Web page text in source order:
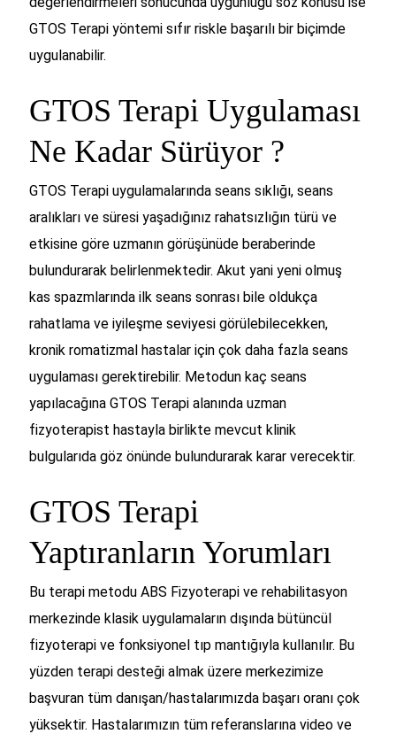
GTOS Terapi yöntemi sıfır riskle başarılı bir biçimde
uygulanabilir.
GTOS Terapi Uygulaması
Ne Kadar Sürüyor ?
GTOS Terapi uygulamalarında seans sıklığı, seans
aralıkları ve süresi yaşadığınız rahatsızlığın türü ve
etkisine göre uzmanın görüşünüde beraberinde
bulundurarak belirlenmektedir. Akut yani yeni olmuş
kas spazmlarında ilk seans sonrası bile oldukça
rahatlama ve iyileşme seviyesi görülebilecekken,
kronik romatizmal hastalar için çok daha fazla seans
uygulaması gerektirebilir. Metodun kaç seans
yapılacağına GTOS Terapi alanında uzman
fizyoterapist hastayla birlikte mevcut klinik
bulgularıda göz önünde bulundurarak karar verecektir.
GTOS Terapi
Yaptıranların Yorumları
Bu terapi metodu ABS Fizyoterapi ve rehabilitasyon
merkezinde klasik uygulamaların dışında bütüncül
fizyoterapi ve fonksiyonel tıp mantığıyla kullanılır. Bu
yüzden terapi desteği almak üzere merkezimize
başvuran tüm danışan/hastalarımızda başarı oranı çok
yüksektir. Hastalarımızın tüm referanslarına video ve